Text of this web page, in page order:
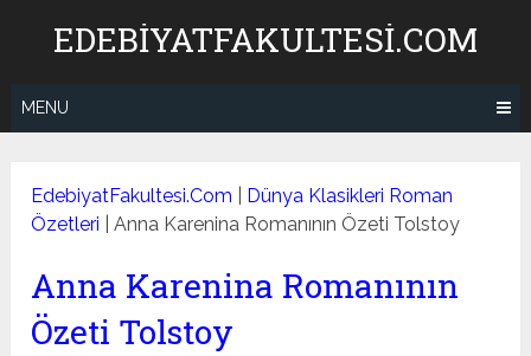
EDEBIYATFAKULTESI.COM
MENU
EdebiyatFakultesi.Com
Dünya Klasikleri Roman
Özetleri |Anna Karenina Romanının Özeti Tolstoy
Anna Karenina Romanının
Özeti Tolstoy